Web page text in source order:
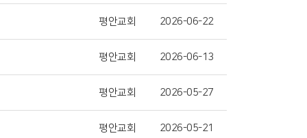
평안교회 2026-06-22
평안교회 2026-06-13
평안교회 2026-05-27
평안교회 2026-05-21